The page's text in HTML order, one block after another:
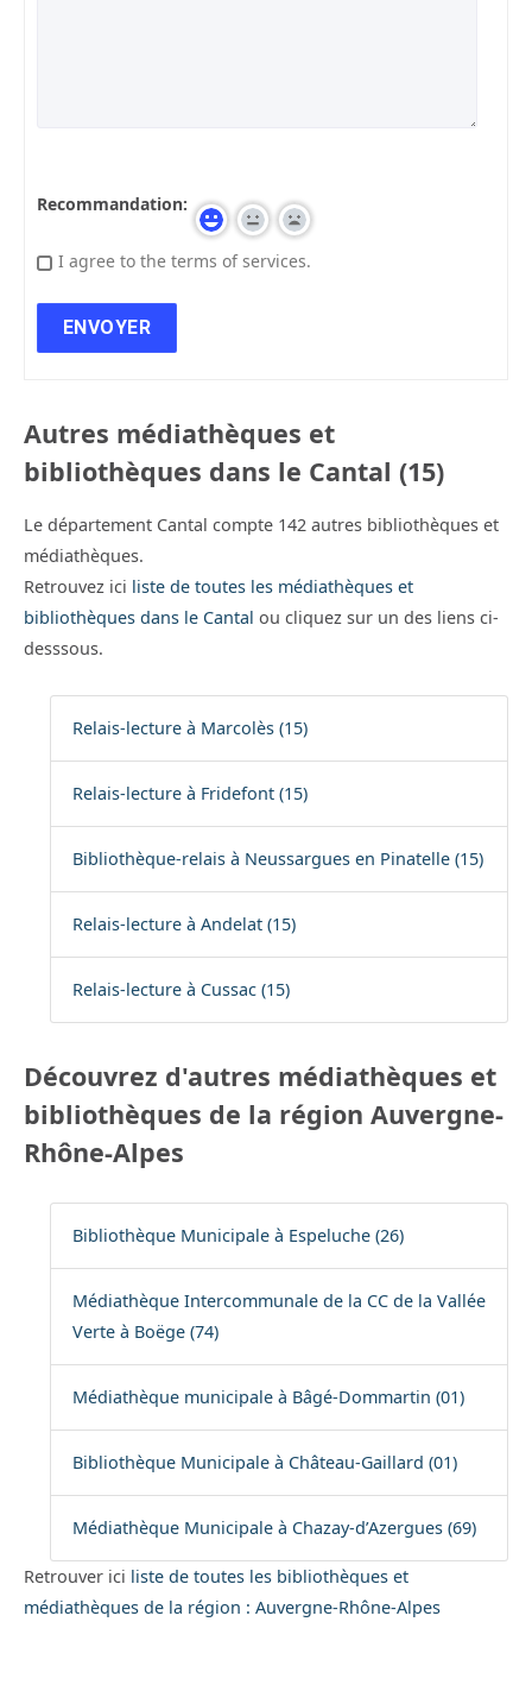
Recommandation:
I agree to the terms of services.
Autres médiathèques et
bibliothèques dans le Cantal (15)
Le département Cantal compte 142 autres bibliothèques et
médiathèques.
Retrouvez ici liste de toutes les médiathèques et
bibliothèques dans le Cantal ou cliquez sur un des liens ci-
desssous.
Relais-lecture à Marcolès (15)
Relais-lecture à Fridefont (15)
Bibliothèque-relais à Neussargues en Pinatelle (15)
Relais-lecture à Andelat (15)
Relais-lecture à Cussac (15)
Découvrez d'autres médiathèques et
bibliothèques de la région Auvergne-
Rhône-Alpes
Bibliothèque Municipale à Espeluche (26)
Médiathèque Intercommunale de la CC de la Vallée
Verte à Boëge (74)
Médiathèque municipale à Bâgé-Dommartin (01)
Bibliothèque Municipale à Château-Gaillard (01)
Médiathèque Municipale à Chazay-d’Azergues (69)
Retrouver ici liste de toutes les bibliothèques et
médiathèques de la région : Auvergne-Rhône-Alpes